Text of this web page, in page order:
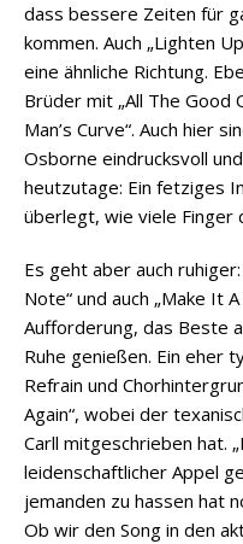
dass bessere Zeiten für
kommen. Auch „Lighten
eine ähnliche Richtung.
Brüder mit „All The Good
Man’s Curve“. Auch hier
Osborne eindrucksvoll
heutzutage: Ein fetziges
überlegt, wie viele Finger
Es geht aber auch
Note“ und auch „Make It
Aufforderung, das Beste
Ruhe genießen. Ein eher
Refrain und
Again“, wobei der
Carll mitgeschrieben hat.
leidenschaftlicher Appel
jemanden zu hassen hat
Ob wir den Song in den